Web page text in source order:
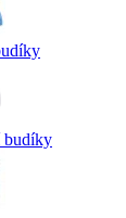
budíky